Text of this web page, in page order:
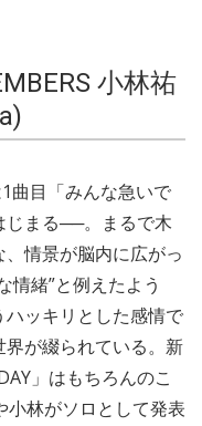
小林祐
曲目「みんな急いで
じまる──。まるで木
情景が脳内に広がっ
情緒”と例えたよう
ッキリとした感情で
が綴られている。新
」はもちろんのこ
小林がソロとして発表